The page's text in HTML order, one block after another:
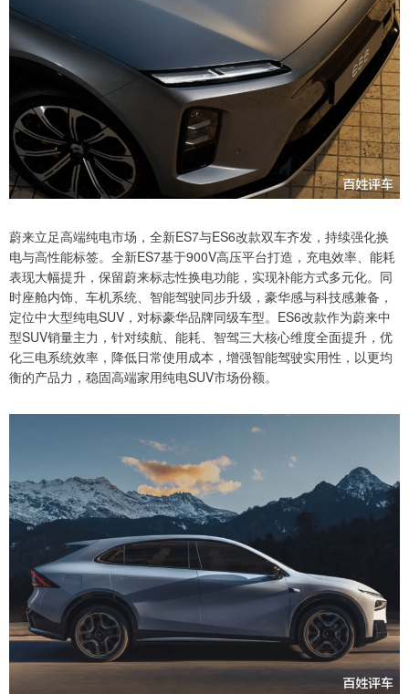
蔚来立足高端纯电市场，全新ES7与ES6改款双车齐发，持续强化换
电与高性能标签。全新ES7基于900V高压平台打造，充电效率、能耗
表现大幅提升，保留蔚来标志性换电功能，实现补能方式多元化。同
时座舱内饰、车机系统、智能驾驶同步升级，豪华感与科技感兼备，
定位中大型纯电SUV，对标豪华品牌同级车型。ES6改款作为蔚来中
型SUV销量主力，针对续航、能耗、智驾三大核心维度全面提升，优
化三电系统效率，降低日常使用成本，增强智能驾驶实用性，以更均
衡的产品力，稳固高端家用纯电SUV市场份额。